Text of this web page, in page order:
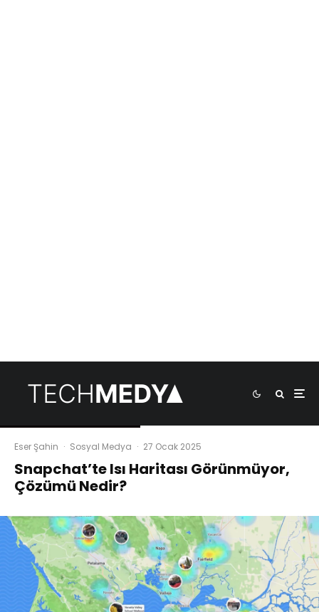
Eser Şahin · Sosyal Medya · 27 Ocak 2025
Snapchat’te Isı Haritası Görünmüyor,
Çözümü Nedir?